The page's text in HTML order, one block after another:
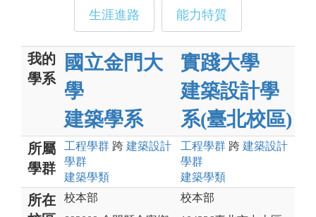
生涯進路 能力特質
我的
學系
國立金門大
學
建築學系
實踐大學
建築設計學
系(臺北校區)
所屬
學群
工程學群 跨 建築設計
學群
建築學類
工程學群 跨 建築設計
學群
建築學類
所在
校本部
校本部